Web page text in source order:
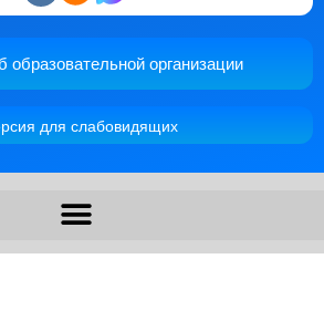
образовательной организации
для слабовидящих